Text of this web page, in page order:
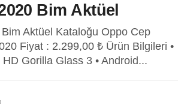
Bim Aktüel
Aktüel Kataloğu Oppo Cep
Fiyat : 2.299,00 ₺ Ürün Bilgileri •
Gorilla Glass 3 • Android...